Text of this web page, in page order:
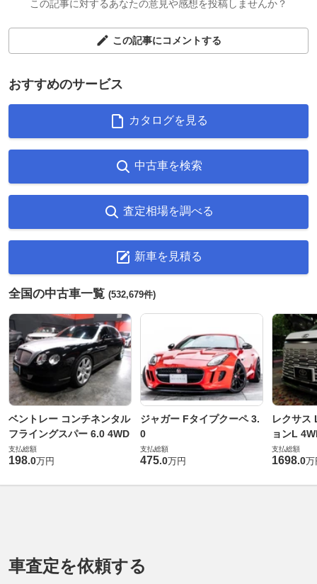
この記事に対するあなたの意見や感想を投稿しませんか？
この記事にコメントする
おすすめのサービス
カタログを見る
中古車を検索
査定相場を調べる
新車を見積る
全国の中古車一覧 (532,679件)
ベントレー コンチネンタル
フライングスパー 6.0 4WD
支払総額
198.0万円
ジャガー Fタイプクーペ 3.
0
支払総額
475.0万円
レクサス
ョンL
支払総額
1698.0万
車査定を依頼する